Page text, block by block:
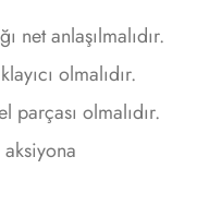
net anlaşılmalıdır.
olmalıdır.
parçası olmalıdır.
aksiyona